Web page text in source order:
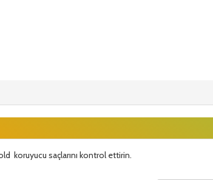
koruyucu saçlarını kontrol ettirin.